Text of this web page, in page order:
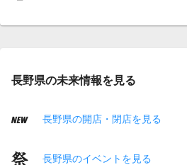
長野県の未来情報を見る
長野県の開店・閉店を見る
長野県のイベントを見る